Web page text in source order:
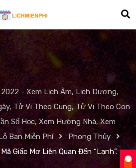
- Xem Lịch Âm, Lịch Dương,
Tử Vi Theo Cung, Tử Vi Theo Con
Số Học, Xem Hướng Nhà, Xem
Ban Miễn Phí
Phong Thủy
Mã Giấc Mơ Liên Quan Đến “Lạnh”.